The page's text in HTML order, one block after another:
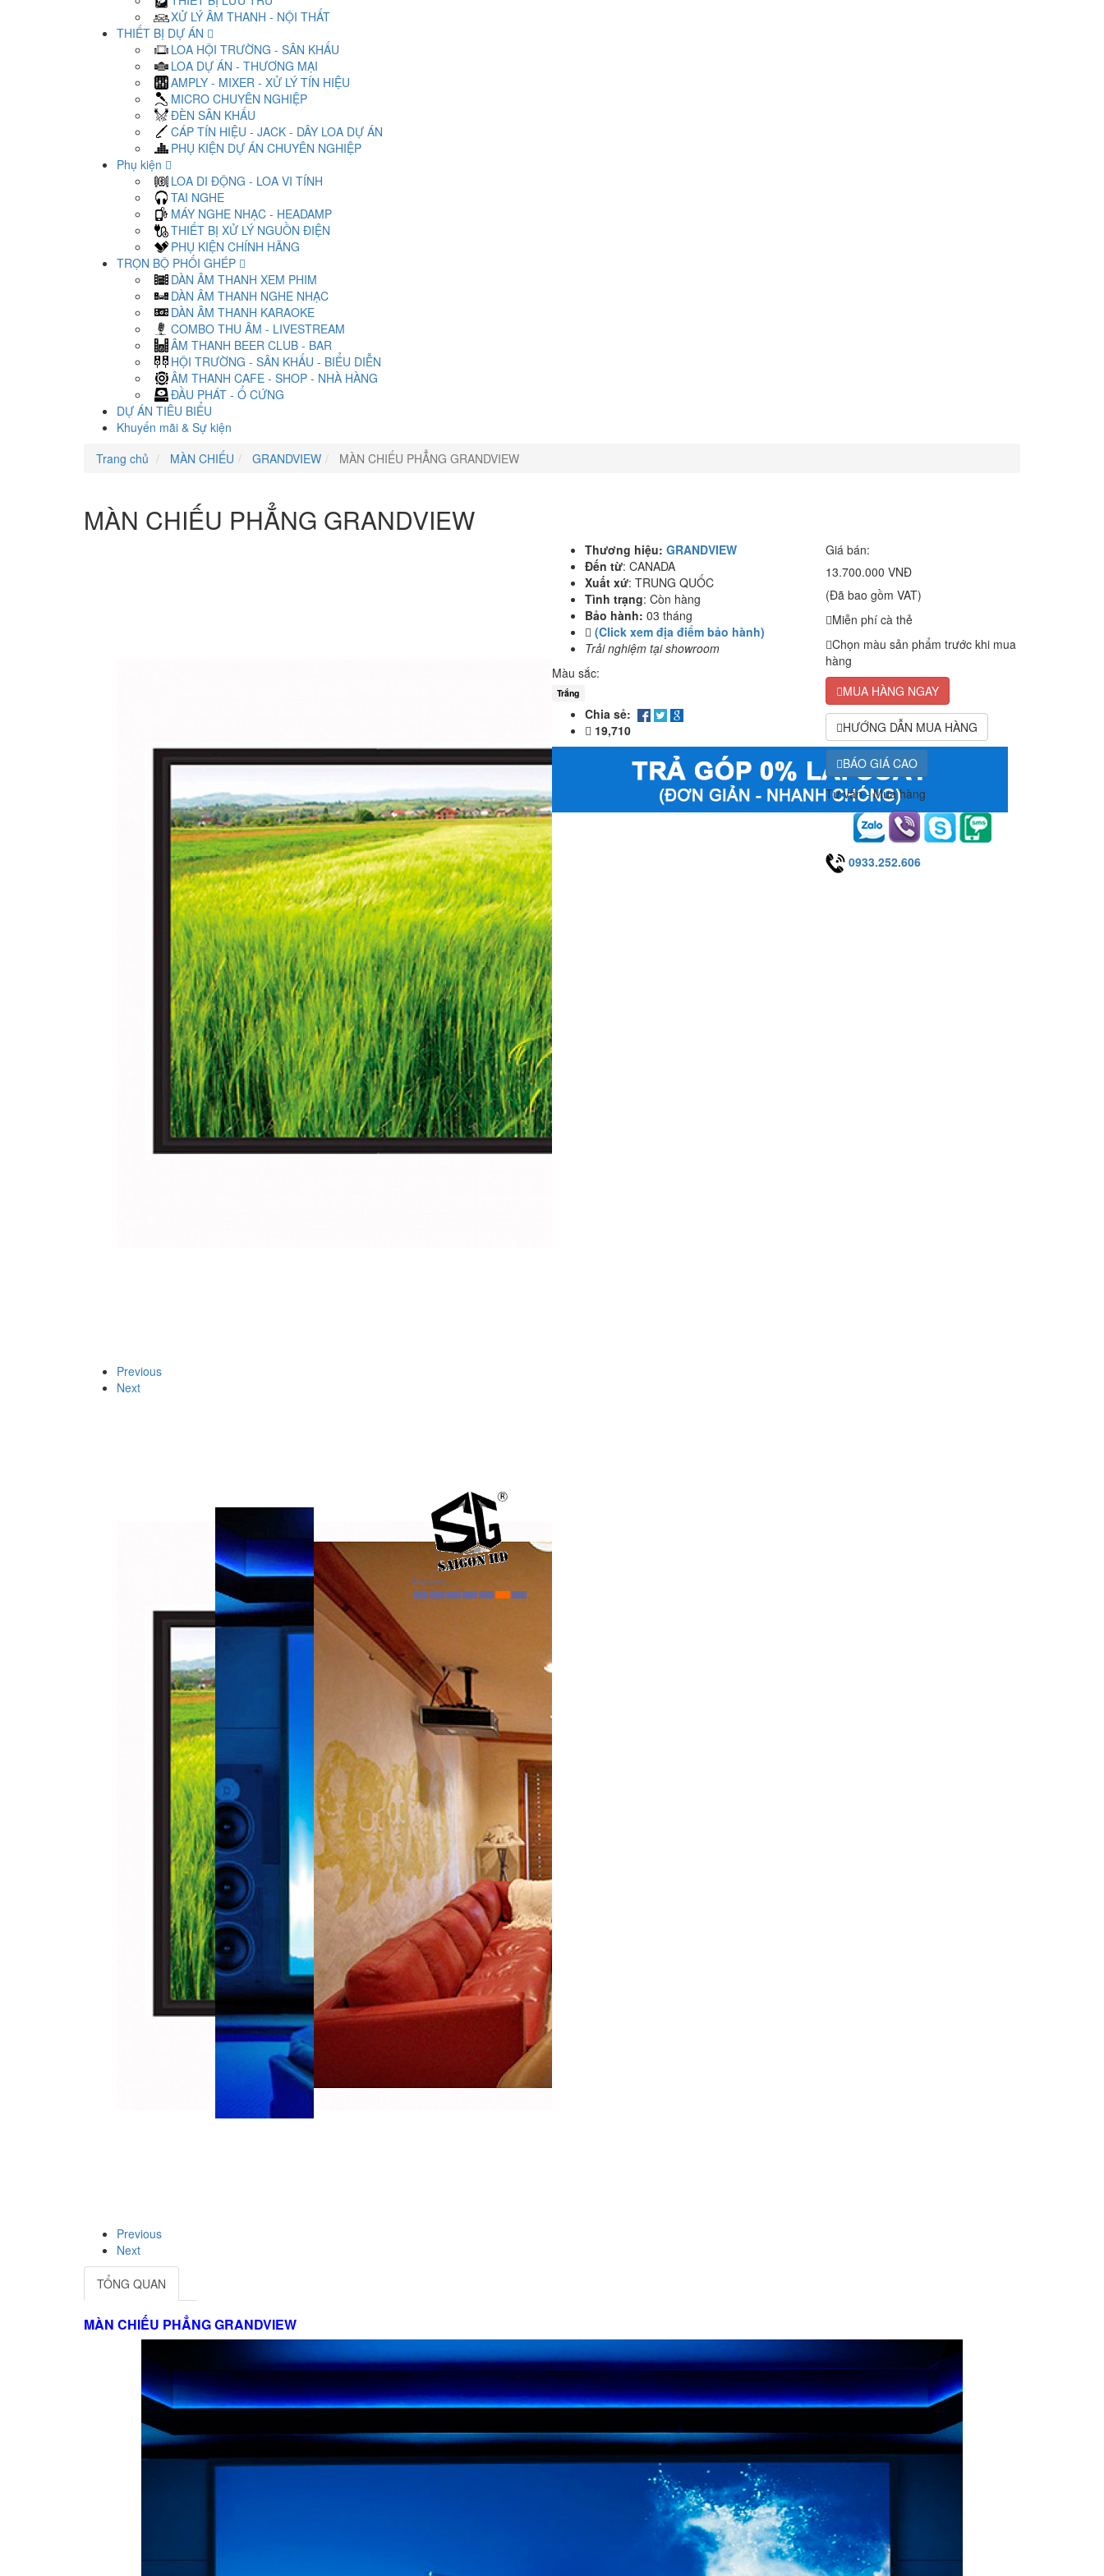
XỬ LÝ ÂM THANH - NỘI THẤT
THIẾT BỊ DỰ ÁN
LOA HỘI TRƯỜNG - SÂN KHẤU
LOA DỰ ÁN - THƯƠNG MẠI
AMPLY - MIXER - XỬ LÝ TÍN HIỆU
MICRO CHUYÊN NGHIỆP
ĐÈN SÂN KHẤU
CÁP TÍN HIỆU - JACK - DÂY LOA DỰ ÁN
PHỤ KIỆN DỰ ÁN CHUYÊN NGHIỆP
Phụ kiện
LOA DI ĐỘNG - LOA VI TÍNH
TAI NGHE
MÁY NGHE NHẠC - HEADAMP
THIẾT BỊ XỬ LÝ NGUỒN ĐIỆN
PHỤ KIỆN CHÍNH HÃNG
TRỌN BỘ PHỐI GHÉP
DÀN ÂM THANH XEM PHIM
DÀN ÂM THANH NGHE NHẠC
DÀN ÂM THANH KARAOKE
COMBO THU ÂM - LIVESTREAM
ÂM THANH BEER CLUB - BAR
HỘI TRƯỜNG - SÂN KHẤU - BIỂU DIỄN
ÂM THANH CAFE - SHOP - NHÀ HÀNG
ĐẦU PHÁT - Ổ CỨNG
DỰ ÁN TIÊU BIỂU
Khuyến mãi & Sự kiện
Trang chủ
MÀN CHIẾU GRANDVIEW MÀN CHIẾU PHẲNG GRANDVIEW
MÀN CHIẾU PHẲNG GRANDVIEW
Previous
Next
Previous
Next
Thương hiệu: GRANDVIEW
Đến từ: CANADA
Xuất xứ: TRUNG QUỐC
Tình trạng: Còn hàng
Bảo hành: 03 tháng
(Click xem địa điểm bảo hành)
Trải nghiệm tại showroom
Màu sắc:
Trắng
Chia sẻ:
19,710
Giá bán:
13.700.000 VNĐ
(Đã bao gồm VAT)
Miễn phí cà thẻ
Chọn màu sản phẩm trước khi mua
hàng
MUA HÀNG NGAY
HƯỚNG DẪN MUA HÀNG
BÁO GIÁ CAO
Tư vấn - Mua hàng
0933.252.606
TỔNG QUAN
MÀN CHIẾU PHẲNG GRANDVIEW